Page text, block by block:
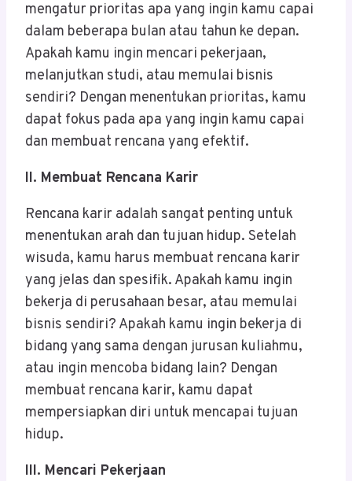
mengatur prioritas apa yang ingin kamu capai
dalam beberapa bulan atau tahun ke depan.
Apakah kamu ingin mencari pekerjaan,
melanjutkan studi, atau memulai bisnis
sendiri? Dengan menentukan prioritas, kamu
dapat fokus pada apa yang ingin kamu capai
dan membuat rencana yang efektif.
II. Membuat Rencana Karir
Rencana karir adalah sangat penting untuk
menentukan arah dan tujuan hidup. Setelah
wisuda, kamu harus membuat rencana karir
yang jelas dan spesifik. Apakah kamu ingin
bekerja di perusahaan besar, atau memulai
bisnis sendiri? Apakah kamu ingin bekerja di
bidang yang sama dengan jurusan kuliahmu,
atau ingin mencoba bidang lain? Dengan
membuat rencana karir, kamu dapat
mempersiapkan diri untuk mencapai tujuan
hidup.
III. Mencari Pekerjaan